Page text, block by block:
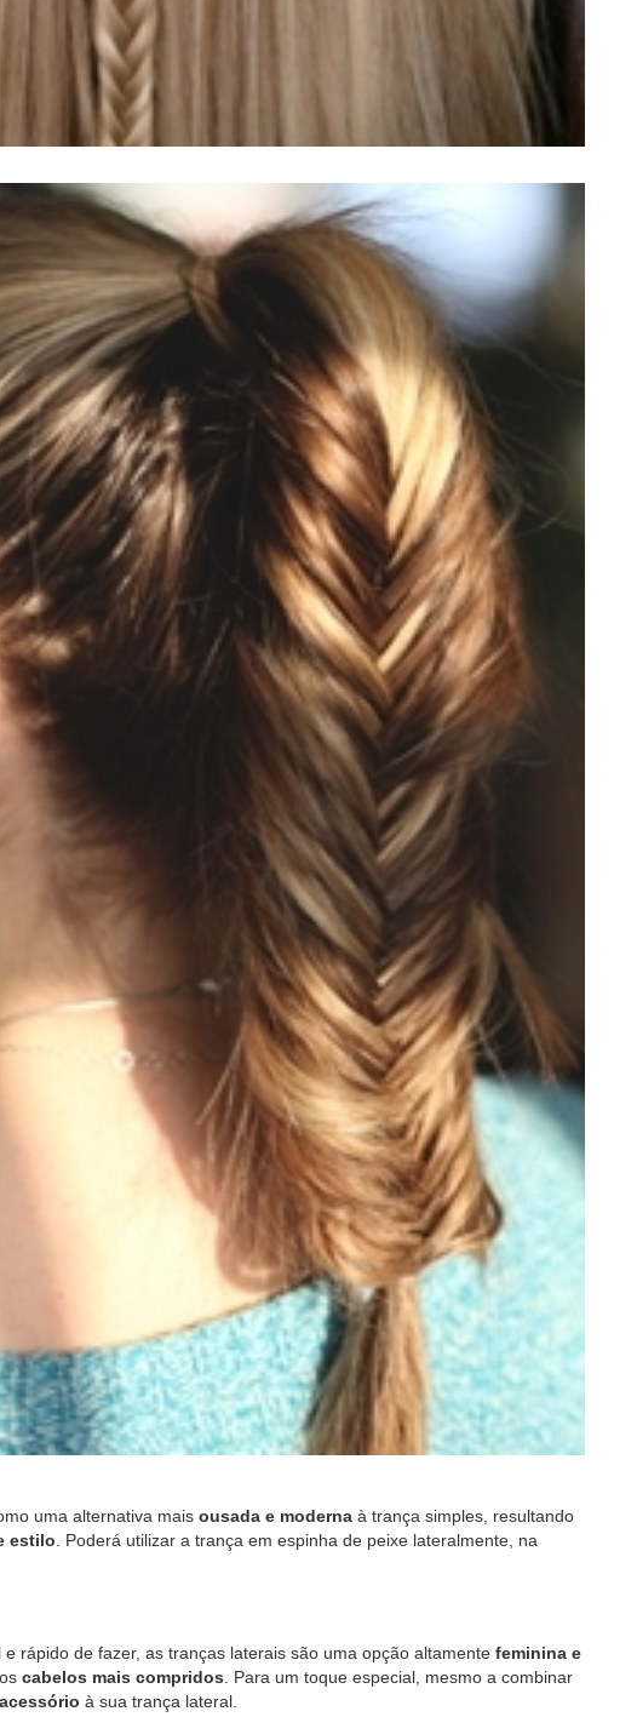
uma alternativa mais ousada e moderna à trança simples, resultando
estilo . Poderá utilizar a trança em espinha de peixe lateralmente, na
rápido de fazer, as tranças laterais são uma opção altamente feminina e
cabelos mais compridos . Para um toque especial, mesmo a combinar
à sua trança lateral.